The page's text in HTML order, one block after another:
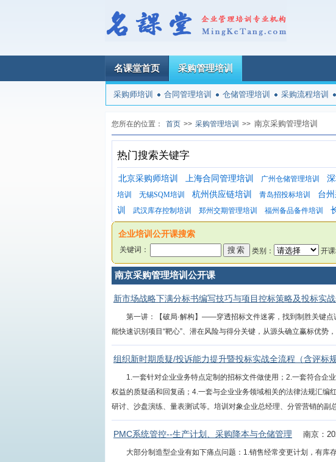
名课堂首页 采购管理培训
采购师培训 合同管理培训 仓储管理培训 采购流程培训
您所在的位置： 首页 >> 采购管理培训 >> 南京采购管理培训
热门搜索关键字
北京采购师培训 上海合同管理培训 广州仓储管理培训
培训
无锡SQM培训 杭州供应链培训 青岛招投标培训 台
训
武汉库存控制培训 郑州交期管理培训 福州备品备件培训
企业培训公开课搜索
关键词： 类别： 开课
南京采购管理培训公开课
新市场战略下满分标书编写技巧与项目控标策略及投标实
第一讲：【破局·解构】——穿透招标文件迷雾，找到制胜关键点
能快速识别项目“靶心”、潜在风险与得分关键，从源头确立赢标优势
组织新时期质疑/投诉能力提升暨投标实战全流程（含评标
1.一套针对企业业务特点定制的招标文件做使用；2.一套符合企
权益的质疑函和回复函；4.一套与企业业务领域相关的法律法规汇编
研讨、沙盘演练、量表测试等。培训对象企业总经理、分管营销的副
PMC系统管控--生产计划、采购降本与仓储管理 南京：
大部分制造型企业有如下痛点问题：1.销售经常变更计划，有库